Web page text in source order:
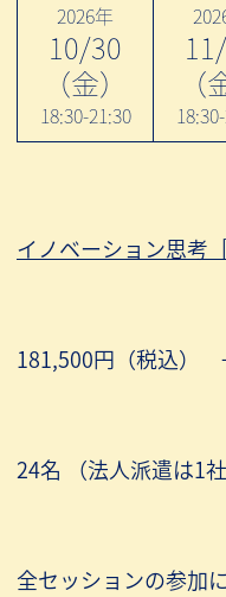
2026年
10/30
（金）
18:30-21:30
（
イノベーション思考
181,500円（税込）
24名 （法人派遣は1
全セッションの参加